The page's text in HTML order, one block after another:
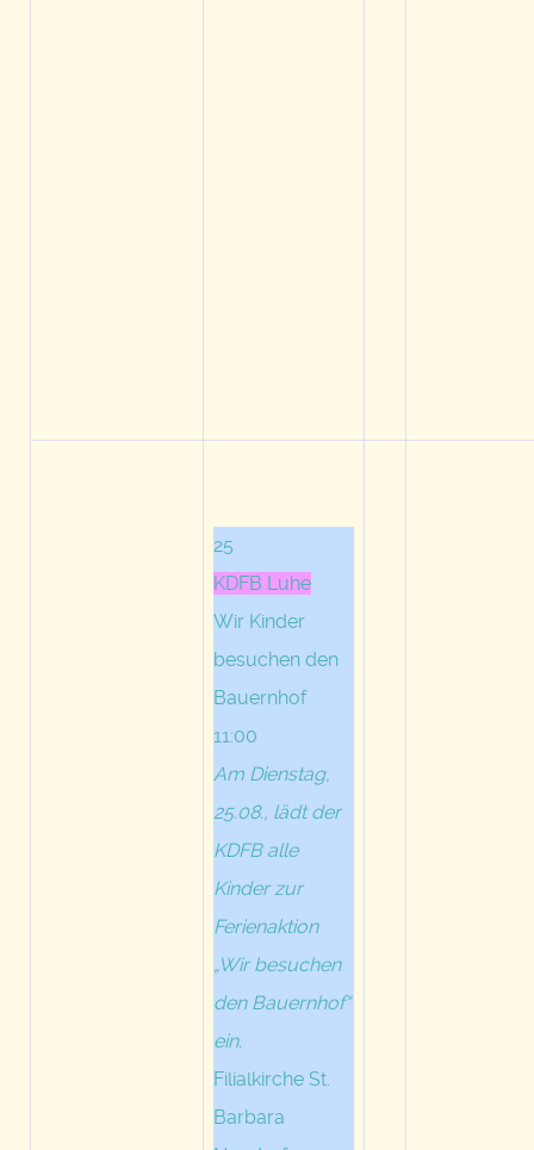
25
KDFB Luhe
Wir Kinder
besuchen den
Bauernhof
11:00
Am Dienstag,
25.08., lädt der
KDFB alle
Kinder zur
Ferienaktion
„Wir besuchen
den Bauernhof“
ein.
Filialkirche St.
Barbara